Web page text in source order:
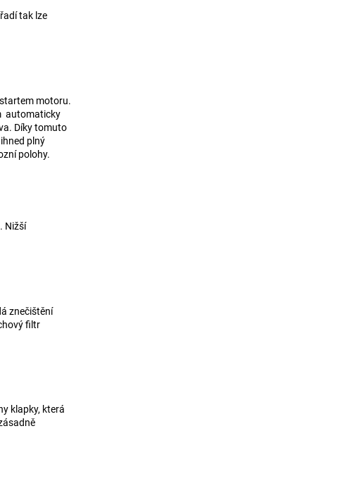
tak lze
motoru.
automaticky
Díky tomuto
plný
polohy.
Nižší
znečištění
filtr
klapky, která